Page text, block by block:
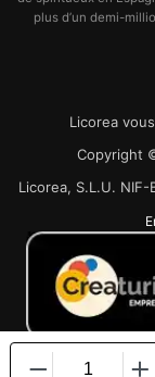
plus d’un demi-
Licorea
Copyright
Licorea, S.L.U. NIF-